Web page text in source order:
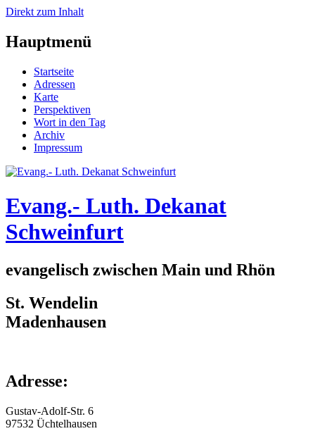
Direkt zum Inhalt
Hauptmenü
Startseite
Adressen
Karte
Perspektiven
Wort in den Tag
Archiv
Impressum
Evang.- Luth. Dekanat
Schweinfurt
evangelisch zwischen Main und Rhön
St. Wendelin
Madenhausen
Adresse:
Gustav-Adolf-Str. 6
97532 Üchtelhausen